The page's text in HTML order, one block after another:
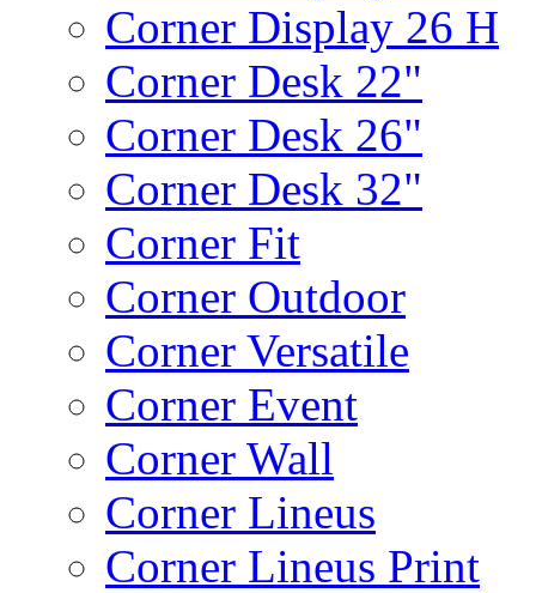
Corner Display 26 H
Corner Desk 22"
Corner Desk 26"
Corner Desk 32"
Corner Fit
Corner Outdoor
Corner Versatile
Corner Event
Corner Wall
Corner Lineus
Corner Lineus Print